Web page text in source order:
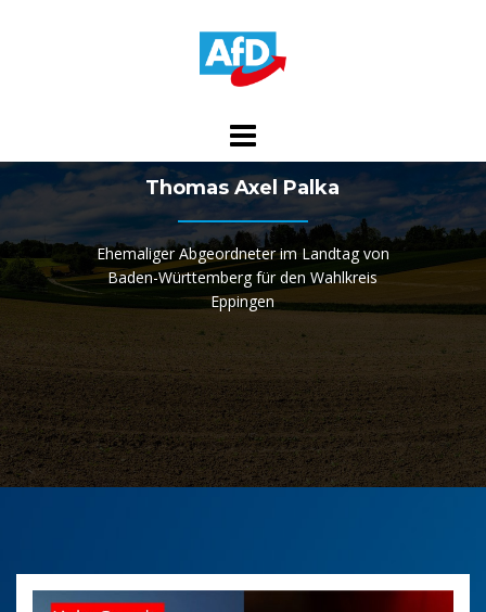
Thomas Axel Palka
Ehemaliger Abgeordneter im Landtag von
Baden-Württemberg für den Wahlkreis
Eppingen